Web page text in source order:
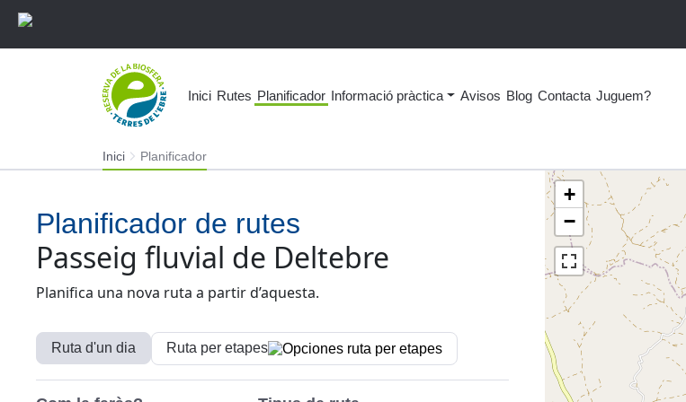
Inici Rutes Planificador Informació pràctica Avisos Blog Contacta Juguem?
Inici Planificador
Planificador de rutes
Passeig fluvial de Deltebre
Planifica una nova ruta a partir d’aquesta.
Ruta d'un dia Ruta per etapes
+
−